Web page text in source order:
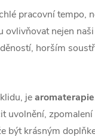
pracovní tempo,
nejen
horším
jearomaterapie
uvolnění,
být krásným